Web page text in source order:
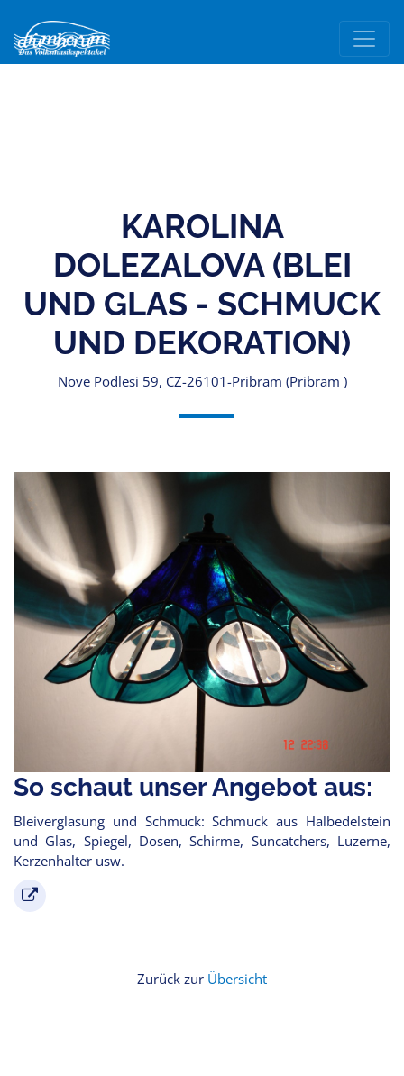
KAROLINA
DOLEZALOVA (BLEI
UND GLAS - SCHMUCK
UND DEKORATION)
Nove Podlesi 59, CZ-26101-Pribram (Pribram )
So schaut unser Angebot aus:
Bleiverglasung und Schmuck: Schmuck aus Halbedelstein
und Glas, Spiegel, Dosen, Schirme, Suncatchers, Luzerne,
Kerzenhalter usw.
Zurück zur Übersicht